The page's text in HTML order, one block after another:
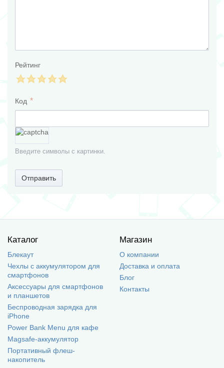
Рейтинг
Код
Введите символы с картинки.
Отправить
Каталог
Блекаут
Чехлы с аккумулятором для
смартфонов
Аксессуары для смартфонов
и планшетов
Беспроводная зарядка для
iPhone
Power Bank Menu для кафе
Magsafe-аккумулятор
Портативный флеш-
накопитель
Магазин
О компании
Доставка и оплата
Блог
Контакты